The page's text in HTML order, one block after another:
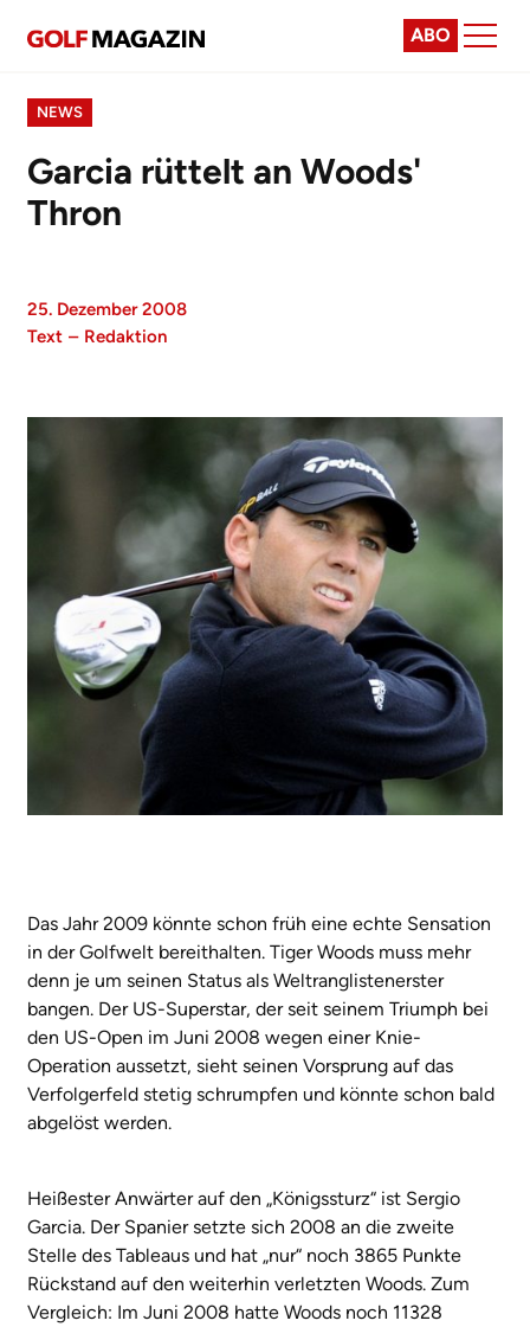
ABO
NEWS
Garcia rüttelt an Woods'
Thron
25. Dezember 2008
Text – Redaktion
Das Jahr 2009 könnte schon früh eine echte Sensation
in der Golfwelt bereithalten. Tiger Woods muss mehr
denn je um seinen Status als Weltranglistenerster
bangen. Der US-Superstar, der seit seinem Triumph bei
den US-Open im Juni 2008 wegen einer Knie-
Operation aussetzt, sieht seinen Vorsprung auf das
Verfolgerfeld stetig schrumpfen und könnte schon bald
abgelöst werden.
Heißester Anwärter auf den „Königssturz“ ist Sergio
Garcia. Der Spanier setzte sich 2008 an die zweite
Stelle des Tableaus und hat „nur“ noch 3865 Punkte
Rückstand auf den weiterhin verletzten Woods. Zum
Vergleich: Im Juni 2008 hatte Woods noch 11328